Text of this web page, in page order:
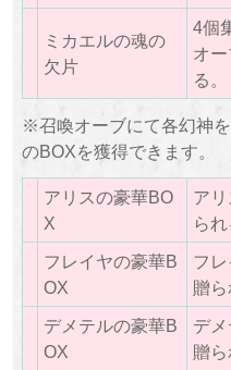
ミカエルの魂の
欠片
4個
オ
る。
※召喚オーブにて各幻神
のBOXを獲得できます。
アリスの豪華BO
X
ア
られ
フレイヤの豪華B
OX
フ
贈ら
デメテルの豪華B
OX
デ
贈ら